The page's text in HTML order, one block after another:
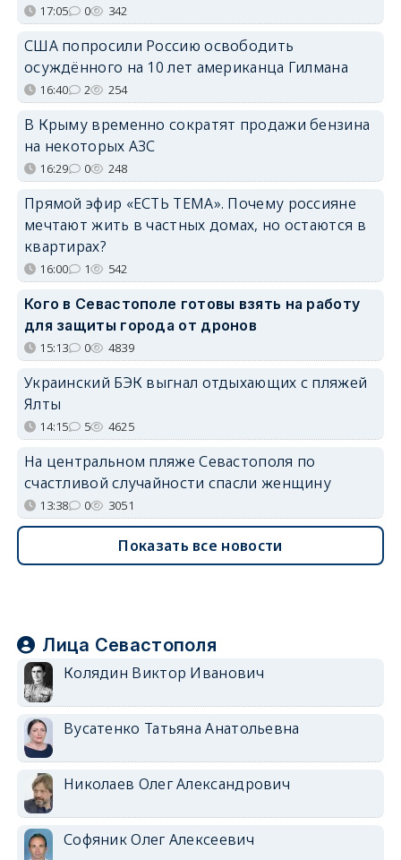
17:05 0 342
США попросили Россию освободить
осуждённого на 10 лет американца Гилмана
16:40 2 254
В Крыму временно сократят продажи бензина
на некоторых АЗС
16:29 0 248
Прямой эфир «ЕСТЬ ТЕМА». Почему россияне
мечтают жить в частных домах, но остаются в
квартирах?
16:00 1 542
Кого в Севастополе готовы взять на работу
для защиты города от дронов
15:13 0 4839
Украинский БЭК выгнал отдыхающих с пляжей
Ялты
14:15 5 4625
На центральном пляже Севастополя по
счастливой случайности спасли женщину
13:38 0 3051
Показать все новости
Лица Севастополя
Колядин Виктор Иванович
Вусатенко Татьяна Анатольевна
Николаев Олег Александрович
Софяник Олег Алексеевич